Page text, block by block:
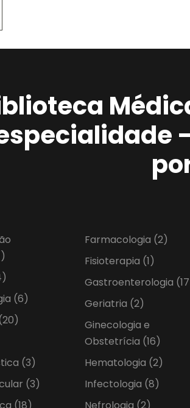
(6)
(3)
(3)
(18)
Farmacologia (2)
Fisioterapia (1)
Gastroenterologia
Geriatria (2)
Ginecologia e
Obstetrícia (16)
Hematologia (2)
Infectologia (8)
Nefrologia (2)